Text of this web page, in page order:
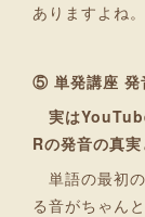
ありますよね
⑤ 単発講座 発
実は
Rの発音の真実
単語の最初
る音がちゃん